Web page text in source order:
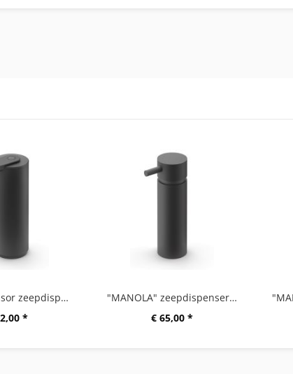
"TERVO" sensor zeepdispenser, zwart
*
"MANOLA" zeepdispenser, groot, zwart
€ 65,00 *